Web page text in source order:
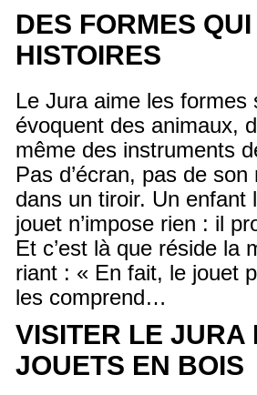
DES FORMES
HISTOIRES
Le Jura aime les formes
évoquent des animaux,
même des instruments
Pas d’écran, pas de
dans un tiroir. Un enfant
jouet n’impose rien : il
Et c’est là que réside la
riant : « En fait, le jouet
les comprend…
VISITER LE JURA
JOUETS EN BOIS